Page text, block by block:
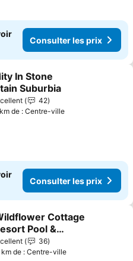
Consulter les prix
à mes favoris
In Stone
Suburbia
les prix
42
de : Centre-ville
Consulter les prix
à mes favoris
Cottage
Pool &
les prix
36
km de : Centre-ville